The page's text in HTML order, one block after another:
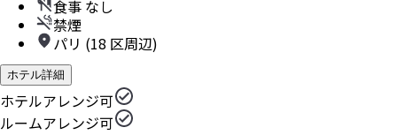
食事 なし
禁煙
パリ (18 区周辺)
ホテル詳細
ホテルアレンジ可
ルームアレンジ可